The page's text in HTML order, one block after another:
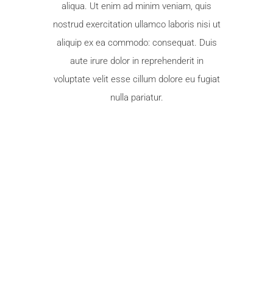
aliqua. Ut enim ad minim veniam, quis
nostrud exercitation ullamco laboris nisi ut
aliquip ex ea commodo: consequat. Duis
aute irure dolor in reprehenderit in
voluptate velit esse cillum dolore eu fugiat
nulla pariatur.